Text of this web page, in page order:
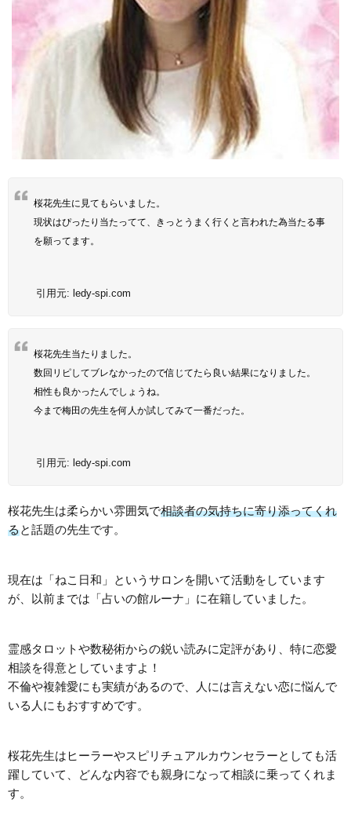
桜花先生に見てもらいました。
現状はぴったり当たってて、きっとうまく行くと言われた為当たる事
を願ってます。
引用元: ledy-spi.com
桜花先生当たりました。
数回リピしてブレなかったので信じてたら良い結果になりました。
相性も良かったんでしょうね。
今まで梅田の先生を何人か試してみて一番だった。
引用元: ledy-spi.com
桜花先生は柔らかい雰囲気で相談者の気持ちに寄り添ってくれ
ると話題の先生です。
現在は「ねこ日和」というサロンを開いて活動をしています
が、以前までは「占いの館ルーナ」に在籍していました。
霊感タロットや数秘術からの鋭い読みに定評があり、特に恋愛
相談を得意としていますよ！
不倫や複雑愛にも実績があるので、人には言えない恋に悩んで
いる人にもおすすめです。
桜花先生はヒーラーやスピリチュアルカウンセラーとしても活
躍していて、どんな内容でも親身になって相談に乗ってくれま
す。